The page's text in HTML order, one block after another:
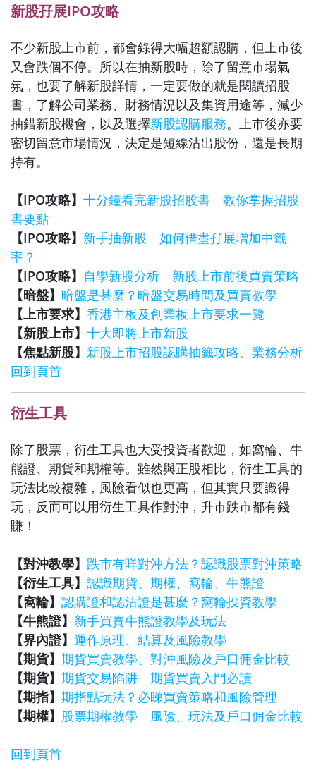
新股孖展IPO攻略
不少新股上市前，都會錄得大幅超額認購，但上市後
又會跌個不停。所以在抽新股時，除了留意市場氣
氛，也要了解新股詳情，一定要做的就是閱讀招股
書，了解公司業務、財務情況以及集資用途等，減少
抽錯新股機會，以及選擇新股認購服務。上市後亦要
密切留意市場情況，決定是短線沽出股份，還是長期
持有。
【IPO攻略】 十分鐘看完新股招股書 教你掌握招股
書要點
【IPO攻略】 新手抽新股 如何借盡孖展增加中籤
率？
【IPO攻略】 自學新股分析 新股上市前後買賣策略
【暗盤】 暗盤是甚麼？暗盤交易時間及買賣教學
【上市要求】 香港主板及創業板上市要求一覽
【新股上市】 十大即將上市新股
【焦點新股】 新股上市招股認購抽籤攻略、業務分析
回到頁首
衍生工具
除了股票，衍生工具也大受投資者歡迎，如窩輪、牛
熊證、期貨和期權等。雖然與正股相比，衍生工具的
玩法比較複雜，風險看似也更高，但其實只要識得
玩，反而可以用衍生工具作對沖，升市跌市都有錢
賺！
【對沖教學】 跌市有咩對沖方法？認識股票對沖策略
【衍生工具】 認識期貨、期權、窩輪、牛熊證
【窩輪】 認購證和認沽證是甚麼？窩輪投資教學
【牛熊證】 新手買賣牛熊證教學及玩法
【界內證】 運作原理、結算及風險教學
【期貨】 期貨買賣教學、對沖風險及戶口佣金比較
【期貨】 期貨交易陷阱 期貨買賣入門必讀
【期指】 期指點玩法？必睇買賣策略和風險管理
【期權】 股票期權教學 風險、玩法及戶口佣金比較
回到頁首